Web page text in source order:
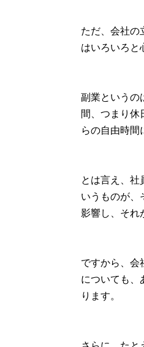
ただ、会社の
はいろいろと
副業というの
間、つまり休
らの自由時間
とは言え、社
いうものが、
影響し、それ
ですから、会
についても、
ります。